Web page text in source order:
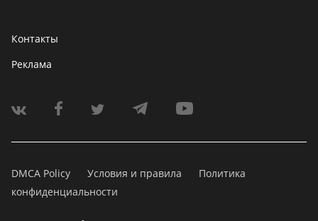
Контакты
Реклама
DMCA Policy Условия и правила
Политика
конфиденциальности